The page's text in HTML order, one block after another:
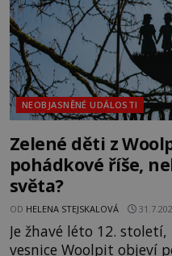
NEOBJASNĚNÉ UDÁLOSTI
Zelené děti z
pohádkové říše,
světa?
OD HELENA STEJSKALOVÁ
Je žhavé léto 12.
vesnice Woolpit objeví